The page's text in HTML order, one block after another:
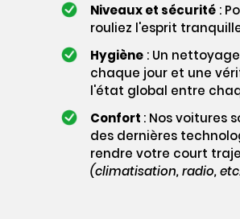
Niveaux et sécurité :
rouliez l'esprit
Hygiène : Un
chaque jour et une
l'état global entre
Confort : Nos voitures
des dernières
rendre votre court
(climatisation, radio,